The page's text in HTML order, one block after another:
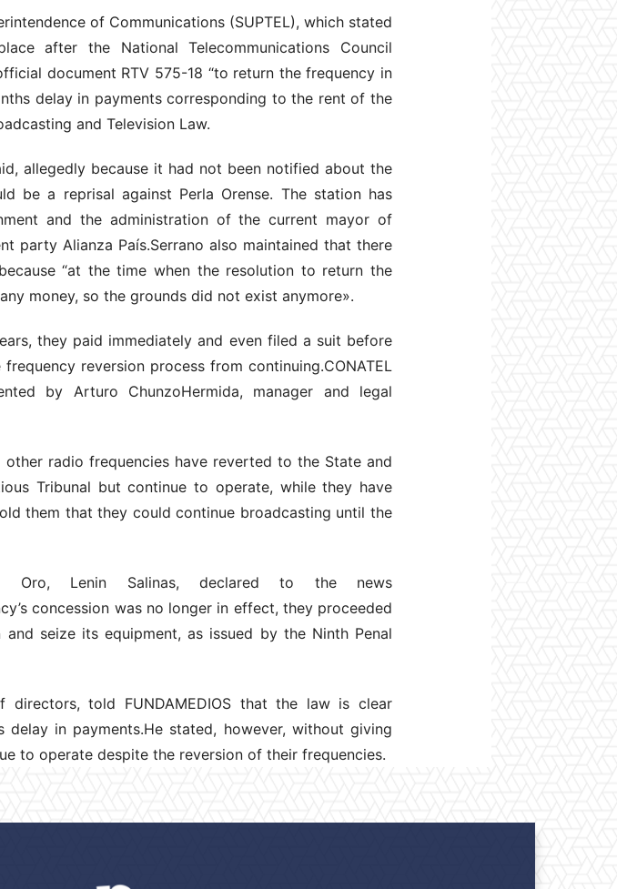
of Communications (SUPTEL), which stated
after the National Telecommunications Council
document RTV 575-18 “to return the frequency in
delay in payments corresponding to the rent of the
and Television Law.
allegedly because it had not been notified about the
be a reprisal against Perla Orense. The station has
and the administration of the current mayor of
party Alianza País.Serrano also maintained that there
“at the time when the resolution to return the
money, so the grounds did not exist anymore».
they paid immediately and even filed a suit before
reversion process from continuing.CONATEL
by Arturo ChunzoHermida, manager and legal
radio frequencies have reverted to the State and
Tribunal but continue to operate, while they have
them that they could continue broadcasting until the
Lenin Salinas, declared to the news
concession was no longer in effect, they proceeded
seize its equipment, as issued by the Ninth Penal
directors, told FUNDAMEDIOS that the law is clear
in payments.He stated, however, without giving
to operate despite the reversion of their frequencies.